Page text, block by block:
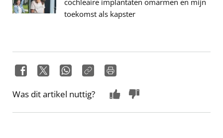
cochleaire implantaten omarmen en mijn
toekomst als kapster
Was dit artikel nuttig?